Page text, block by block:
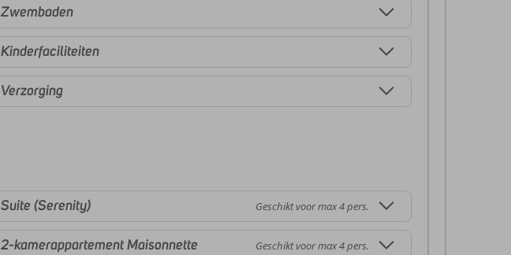
Zwembaden
Kinderfaciliteiten
Verzorging
Suite (Serenity) Geschikt voor max 4 pers.
2-kamerappartement Maisonnette Geschikt voor max 4 pers.